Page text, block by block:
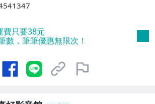
費只要38元
數，筆筆優惠無限次！